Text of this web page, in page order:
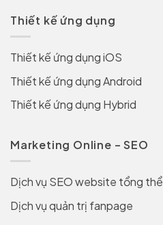
Thiết kế ứng dụng
Thiết kế ứng dụng iOS
Thiết kế ứng dụng Android
Thiết kế ứng dụng Hybrid
Marketing Online – SEO
Dịch vụ SEO website tổng thể
Dịch vụ quản trị fanpage